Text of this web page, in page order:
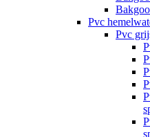
Pvc
Pvc